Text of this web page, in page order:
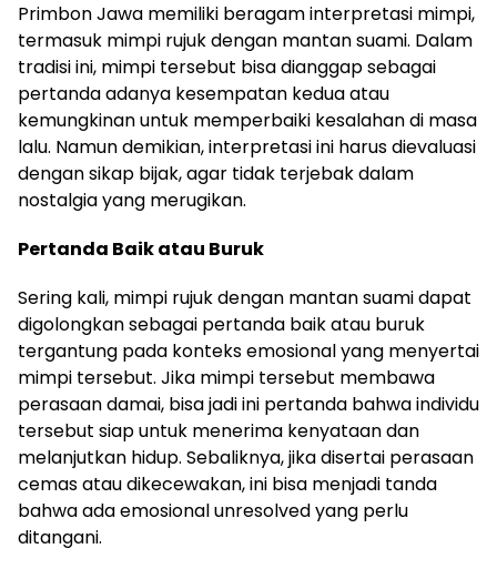
Primbon Jawa memiliki beragam interpretasi mimpi,
termasuk mimpi rujuk dengan mantan suami. Dalam
tradisi ini, mimpi tersebut bisa dianggap sebagai
pertanda adanya kesempatan kedua atau
kemungkinan untuk memperbaiki kesalahan di masa
lalu. Namun demikian, interpretasi ini harus dievaluasi
dengan sikap bijak, agar tidak terjebak dalam
nostalgia yang merugikan.
Pertanda Baik atau Buruk
Sering kali, mimpi rujuk dengan mantan suami dapat
digolongkan sebagai pertanda baik atau buruk
tergantung pada konteks emosional yang menyertai
mimpi tersebut. Jika mimpi tersebut membawa
perasaan damai, bisa jadi ini pertanda bahwa individu
tersebut siap untuk menerima kenyataan dan
melanjutkan hidup. Sebaliknya, jika disertai perasaan
cemas atau dikecewakan, ini bisa menjadi tanda
bahwa ada emosional unresolved yang perlu
ditangani.